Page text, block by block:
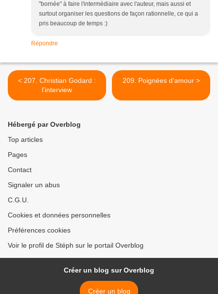
"bornée" à faire l'intermédiaire avec l'auteur, mais aussi et
surtout organiser les questions de façon rationnelle, ce qui a
pris beaucoup de temps :)
Répondre
< 207. Christian Godard :
l'interview
209. Poignées d'amour >
Hébergé par Overblog
Top articles
Pages
Contact
Signaler un abus
C.G.U.
Cookies et données personnelles
Préférences cookies
Voir le profil de Stéph sur le portail Overblog
Créer un blog sur Overblog
Créer un blog